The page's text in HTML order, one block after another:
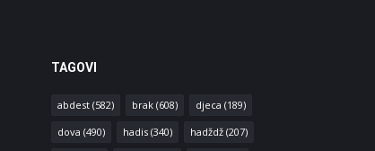
TAGOVI
abdest(582) brak(608) djeca (189)
dova (490) hadis(340) hadždž(207)